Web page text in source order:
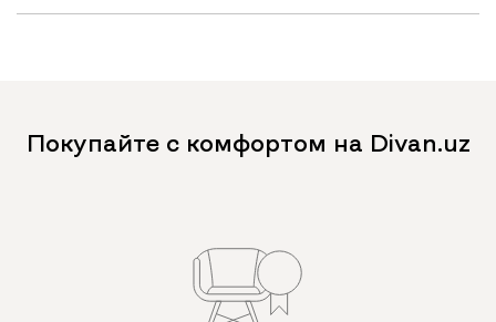
Покупайте с комфортом на Divan.uz